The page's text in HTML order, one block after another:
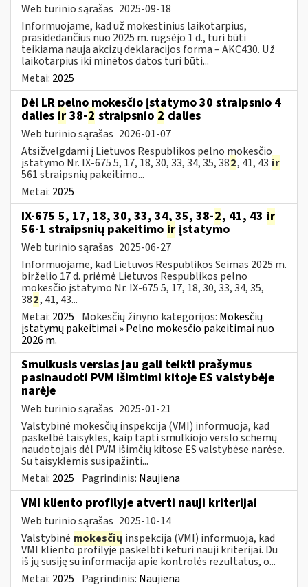
Web turinio sąrašas 2025-09-18
Informuojame, kad už mokestinius laikotarpius,
prasidedančius nuo 2025 m. rugsėjo 1 d., turi būti
teikiama nauja akcizų deklaracijos forma – AKC430. Už
laikotarpius iki minėtos datos turi būti...
Metai: 2025
Dėl LR pelno mokesčio įstatymo 30 straipsnio 4
dalies ir 38-2 straipsnio 2 dalies
Web turinio sąrašas 2026-01-07
Atsižvelgdami į Lietuvos Respublikos pelno mokesčio
įstatymo Nr. IX-675 5, 17, 18, 30, 33, 34, 35, 382, 41, 43 ir
561 straipsnių pakeitimo...
Metai: 2025
IX-675 5, 17, 18, 30, 33, 34, 35, 38-2, 41, 43 ir
56-1 straipsnių pakeitimo ir įstatymo
Web turinio sąrašas 2025-06-27
Informuojame, kad Lietuvos Respublikos Seimas 2025 m.
birželio 17 d. priėmė Lietuvos Respublikos pelno
mokesčio įstatymo Nr. IX-675 5, 17, 18, 30, 33, 34, 35,
382, 41, 43...
Metai: 2025 Mokesčių žinyno kategorijos: Mokesčių
įstatymų pakeitimai » Pelno mokesčio pakeitimai nuo
2026 m.
Smulkusis verslas jau gali teikti prašymus
pasinaudoti PVM išimtimi kitoje ES valstybėje
narėje
Web turinio sąrašas 2025-01-21
Valstybinė mokesčių inspekcija (VMI) informuoja, kad
paskelbė taisykles, kaip tapti smulkiojo verslo schemų
naudotojais dėl PVM išimčių kitose ES valstybėse narėse.
Su taisyklėmis susipažinti...
Metai: 2025 Pagrindinis: Naujiena
VMI kliento profilyje atverti nauji kriterijai
Web turinio sąrašas 2025-10-14
Valstybinė mokesčių inspekcija (VMI) informuoja, kad
VMI kliento profilyje paskelbti keturi nauji kriterijai. Du
iš jų susiję su informacija apie kontrolės rezultatus, o...
Metai: 2025 Pagrindinis: Naujiena